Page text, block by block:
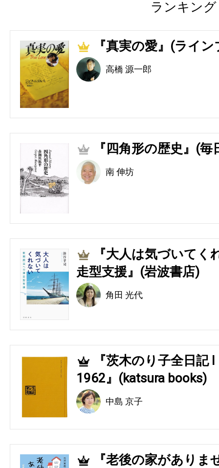
ランキング
1 『真実の愛』(ライ
高橋 源一郎
2 『四角形の歴史』(毎
南 伸坊
3
『大人は気づいてく
走型支援』(岩波書店)
角田 光代
4
『茨木のり子全日記
1962』(katsura books)
中島 京子
5
『老後の家があり